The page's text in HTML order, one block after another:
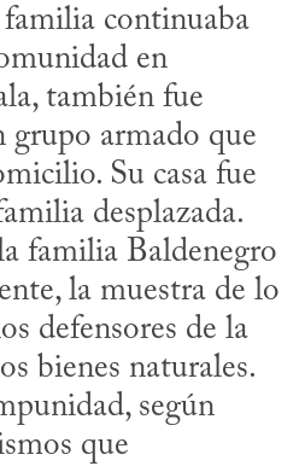
continuaba
en
también fue
grupo armado que
Su casa fue
desplazada.
la muestra de lo
defensores de la
bienes naturales.
según
que